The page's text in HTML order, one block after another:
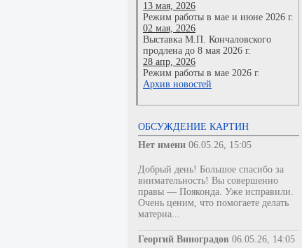
13 мая, 2026
Режим работы в мае и июне 2026 г.
02 мая, 2026
Выставка М.П. Кончаловского
продлена до 8 мая 2026 г.
28 апр, 2026
Режим работы в мае 2026 г.
Архив новостей
ОБСУЖДЕНИЕ КАРТИН
Нет имени 06.05.26, 15:05
Добрый день! Большое спасибо за
внимательность! Вы совершенно
правы — Пояконда. Уже исправили.
Очень ценим, что помогаете делать
материа...
Георгий Виноградов 06.05.26, 14:05